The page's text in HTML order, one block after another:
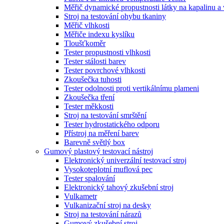
Měřič dynamické propustnosti látky na kapalinu a
Stroj na testování ohybu tkaniny
Měřič vlhkosti
Měřiče indexu kyslíku
Tloušťkoměr
Tester propustnosti vlhkosti
Tester stálosti barev
Tester povrchové vlhkosti
Zkoušečka tuhosti
Tester odolnosti proti vertikálnímu plameni
Zkoušečka tření
Tester měkkosti
Stroj na testování smrštění
Tester hydrostatického odporu
Přístroj na měření barev
Barevně světlý box
Gumový plastový testovací nástroj
Elektronický univerzální testovací stroj
Vysokoteplotní muflová pec
Tester spalování
Elektronický tahový zkušební stroj
Vulkametr
Vulkanizační stroj na desky
Stroj na testování nárazů